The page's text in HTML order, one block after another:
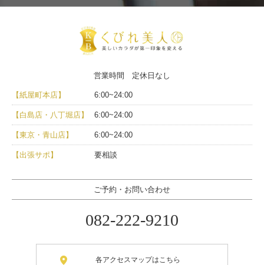
営業時間 定休日なし
【紙屋町本店】 6:00~24:00
【白島店・八丁堀店】 6:00~24:00
【東京・青山店】 6:00~24:00
【出張サポ】 要相談
ご予約・お問い合わせ
082-222-9210
各アクセスマップはこちら